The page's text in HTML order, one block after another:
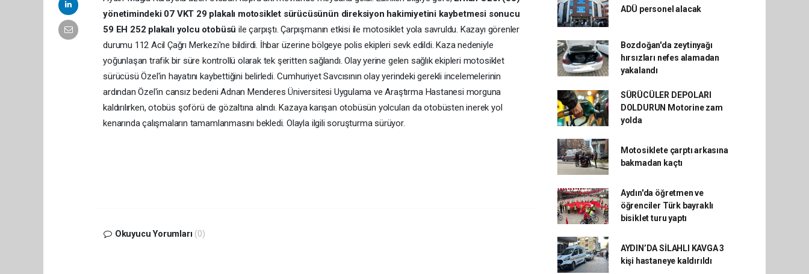
yönetimindeki 07 VKT 29 plakalı motosiklet sürücüsünün direksiyon hakimiyetini kaybetmesi sonucu
59 EH 252 plakalı yolcu otobüsü ile çarpıştı. Çarpışmanın etkisi ile motosiklet yola savruldu. Kazayı görenler
durumu 112 Acil Çağrı Merkezi'ne bildirdi. İhbar üzerine bölgeye polis ekipleri sevk edildi. Kaza nedeniyle
yoğunlaşan trafik bir süre kontrollü olarak tek şeritten sağlandı. Olay yerine gelen sağlık ekipleri motosiklet
sürücüsü Özel'in hayatını kaybettiğini belirledi. Cumhuriyet Savcısının olay yerindeki gerekli incelemelerinin
ardından Özel'in cansız bedeni Adnan Menderes Üniversitesi Uygulama ve Araştırma Hastanesi morguna
kaldırılırken, otobüs şoförü de gözaltına alındı. Kazaya karışan otobüsün yolcuları da otobüsten inerek yol
kenarında çalışmaların tamamlanmasını bekledi. Olayla ilgili soruşturma sürüyor.
Okuyucu Yorumları (0)
ADÜ personel alacak
Bozdoğan'da zeytinyağı
hırsızları nefes alamadan
yakalandı
SÜRÜCÜLER DEPOLARI
DOLDURUN Motorine zam
yolda
Motosiklete çarptı arkasına
bakmadan kaçtı
Aydın'da öğretmen ve
öğrenciler Türk bayraklı
bisiklet turu yaptı
AYDIN’DA SİLAHLI KAVGA 3
kişi hastaneye kaldırıldı